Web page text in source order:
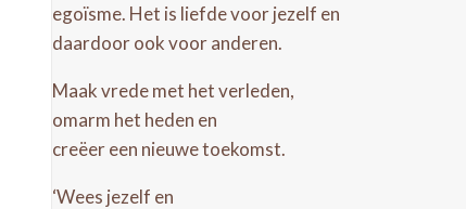
egoïsme. Het is liefde voor jezelf en
daardoor ook voor anderen.
Maak vrede met het verleden,
omarm het heden en
creëer een nieuwe toekomst.
‘Wees jezelf en